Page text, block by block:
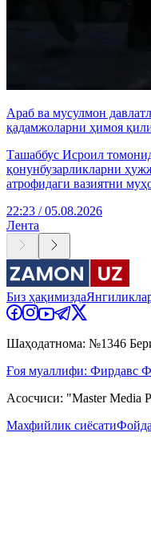
Араб ва мусулмон
қадамжоларни ҳимоя
Ташаббус Исроил
қонунбузарликларни
атрофидаги вазиятни
22:23 / 05.08.2026
Лента
Биз ҳақимизда
Шаҳодатнома: №1346
Ғоя муаллифи: Фирдавс
Асосчиси: "Master Media
Махфийлик сиёсати